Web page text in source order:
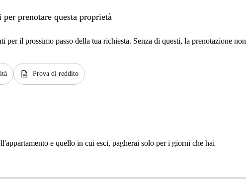
per prenotare questa proprietà
per il prossimo passo della tua richiesta. Senza di questi, la prenotazione non
description Prova di reddito
e quello in cui esci, pagherai solo per i giorni che hai